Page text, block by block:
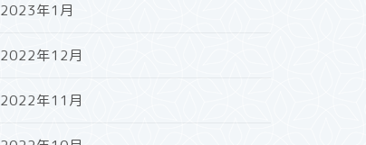
2023年1月
2022年12月
2022年11月